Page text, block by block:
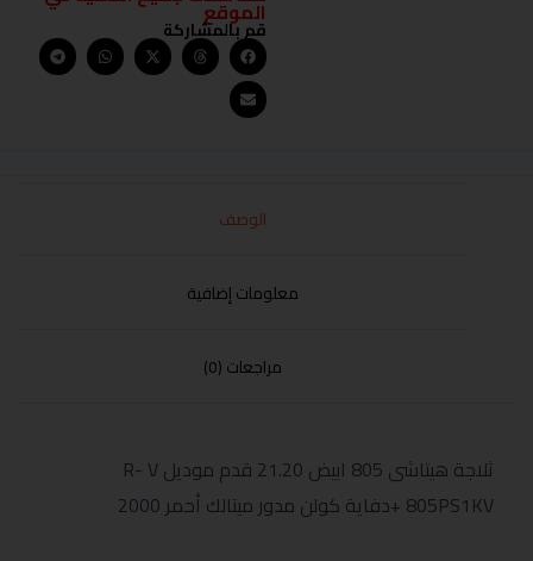
الموقع
قم بالمشاركة
الوصف
معلومات إضافية
مراجعات (0)
ثلاجة هيتاشى 805 ابيض 21.20 قدم موديل R- V
805PS1KV +دفاية كولن مدور ميتالك أحمر 2000